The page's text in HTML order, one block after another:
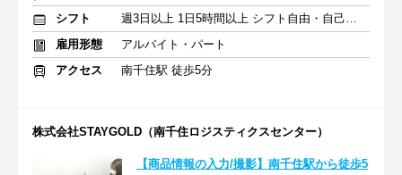
シフト
週3日以上 1日5時間以上 シフト自由・自己申告
雇用形態
アルバイト・パート
アクセス
南千住駅 徒歩5分
株式会社STAYGOLD（南千住ロジスティクスセンター）
【商品情報の入力/撮影】南千住駅から徒歩5